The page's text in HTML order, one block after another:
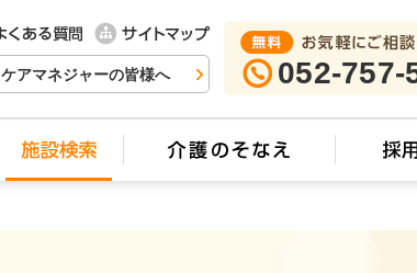
ケアマネジャーの皆様へ 052-757-